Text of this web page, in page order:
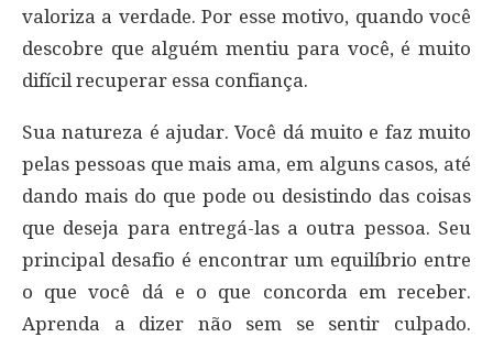
valoriza a verdade. Por esse motivo, quando você
descobre que alguém mentiu para você, é muito
difícil recuperar essa confiança.
Sua natureza é ajudar. Você dá muito e faz muito
pelas pessoas que mais ama, em alguns casos, até
dando mais do que pode ou desistindo das coisas
que deseja para entregá-las a outra pessoa. Seu
principal desafio é encontrar um equilíbrio entre
o que você dá e o que concorda em receber.
Aprenda a dizer não sem se sentir culpado.